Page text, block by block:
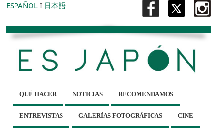
ESPAÑOL I 日本語
QUÉ HACER NOTICIAS RECOMENDAMOS
ENTREVISTAS GALERÍAS FOTOGRÁFICAS CINE